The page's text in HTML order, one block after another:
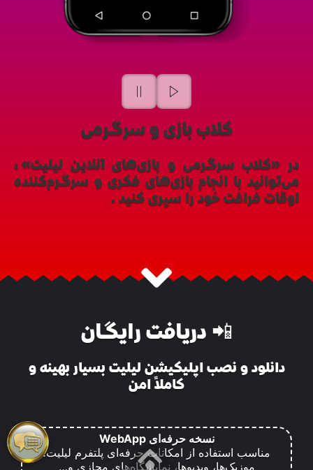
کلاب بازی و سرگرمی
در «کلاب سرگرمی و بازی‌های آنلاین لیلیت»،
می‌توانید با انجام بازی‌های فکری و سرگرم‌کننده
اوقات فراغت خود را سپری کنید.
📲 دریافت رایگان
دانلود و نصب اپلیکیشن لیلیت بسیار بهینه و
کاملاً امن
نسخه حرفه‌ای WebApp
مناسب استفاده از امکانات حرفه‌ای پلتفرم لیلیت؛
موزیک‌ها، ویدیوها، نمایشگاه‌های مجازی و…